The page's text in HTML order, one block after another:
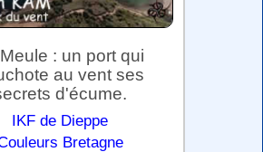
: un port qui
au vent ses
d'écume.
IKF de Dieppe
Bretagne